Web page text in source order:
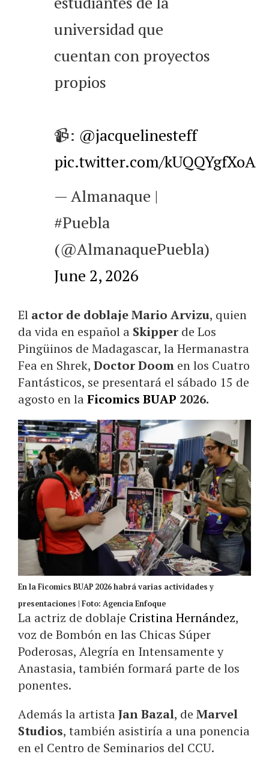
universidad que
cuentan con proyectos
propios
📹: @jacquelinesteff
pic.twitter.com/kUQQYgfXoA
— Almanaque |
#Puebla
(@AlmanaquePuebla)
June 2, 2026
El actor de doblaje Mario Arvizu, quien
da vida en español a Skipper de Los
Pingüinos de Madagascar, la Hermanastra
Fea en Shrek, Doctor Doom en los Cuatro
Fantásticos, se presentará el sábado 15 de
agosto en laFicomics BUAP 2026.
En la Ficomics BUAP 2026 habrá varias actividades y
presentaciones | Foto: Agencia Enfoque
La actriz de doblaje Cristina Hernández,
voz de Bombón en las Chicas Súper
Poderosas, Alegría en Intensamente y
Anastasia, también formará parte de los
ponentes.
Además la artistaJan Bazal, de Marvel
Studios, también asistiría a una ponencia
en el Centro de Seminarios del CCU.